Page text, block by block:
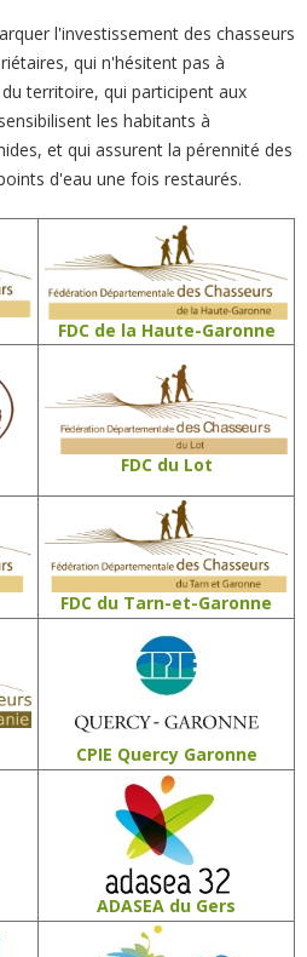
l'investissement des chasseurs
qui n'hésitent pas à
territoire, qui participent aux
les habitants à
et qui assurent la pérennité des
d'eau une fois restaurés.
FDC de la Haute-Garonne
FDC du Lot
FDC du Tarn-et-Garonne
CPIE Quercy Garonne
ADASEA du Gers